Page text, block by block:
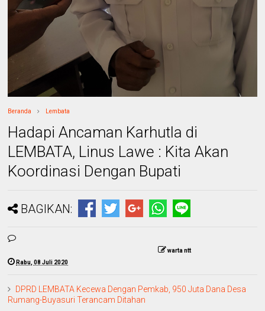
Beranda Lembata
Hadapi Ancaman Karhutla di
LEMBATA, Linus Lawe : Kita Akan
Koordinasi Dengan Bupati
BAGIKAN:
warta ntt
Rabu, 08 Juli 2020
DPRD LEMBATA Kecewa Dengan Pemkab, 950 Juta Dana Desa
Rumang-Buyasuri Terancam Ditahan